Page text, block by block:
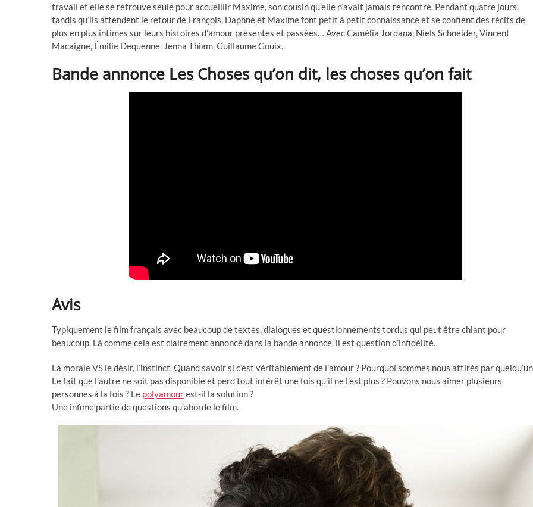
travail et elle se retrouve seule pour accueillir Maxime, son cousin qu’elle n’avait jamais rencontré. Pendant quatre jours,
tandis qu’ils attendent le retour de François, Daphné et Maxime font petit à petit connaissance et se confient des récits de
plus en plus intimes sur leurs histoires d’amour présentes et passées… Avec Camélia Jordana, Niels Schneider, Vincent
Macaigne, Émilie Dequenne, Jenna Thiam, Guillaume Gouix.
Bande annonce Les Choses qu’on dit, les choses qu’on fait
Avis
Typiquement le film français avec beaucoup de textes, dialogues et questionnements tordus qui peut être chiant pour
beaucoup. Là comme cela est clairement annoncé dans la bande annonce, il est question d’infidélité.
La morale VS le désir, l’instinct. Quand savoir si c’est véritablement de l’amour ? Pourquoi sommes nous attirés par
Le fait que l’autre ne soit pas disponible et perd tout intérêt une fois qu’il ne l’est plus ? Pouvons nous aimer plusieurs
personnes à la fois ? Le polyamourest-il la solution ?
Une infime partie de questions qu’aborde le film.